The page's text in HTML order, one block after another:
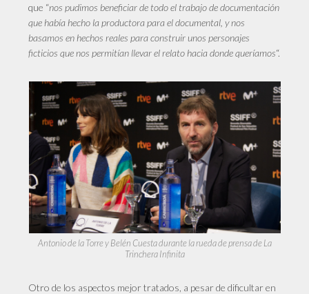
que “nos pudimos beneficiar de todo el trabajo de documentación
que había hecho la productora para el documental, y nos
basamos en hechos reales para construir unos personajes
ficticios que nos permitían llevar el relato hacia donde queríamos“.
Antonio de la Torre y Belén Cuesta durante la rueda de prensa de La
Trinchera Infinita
Otro de los aspectos mejor tratados, a pesar de dificultar en